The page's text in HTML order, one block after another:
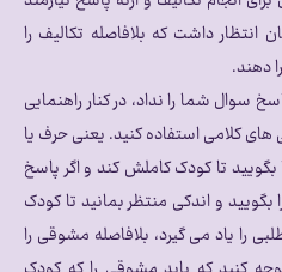
انتظار داشت که بلافاصله تکالیف را
دهند.
سوال شما را نداد، در کنار راهنمایی
های کلامی استفاده کنید. یعنی حرف یا
تا کودک کاملش کند و اگر پاسخ
و اندکی منتظر بمانید تا کودک
را یاد می گیرد، بلافاصله مشوقی را